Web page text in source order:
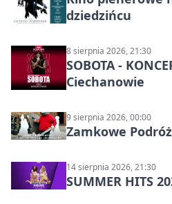
dziedzińcu
8 sierpnia 2026, 21:30
SOBOTA -
Ciechanowie
9 sierpnia 2026, 00:00
Zamkowe
14 sierpnia 2026, 21:30
SUMMER HITS